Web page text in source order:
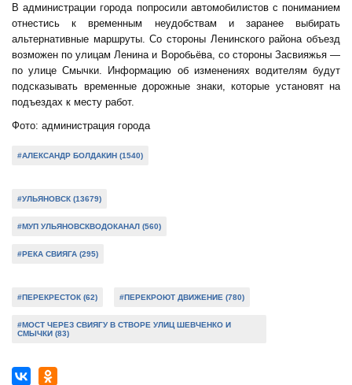
В администрации города попросили автомобилистов с пониманием
отнестись к временным неудобствам и заранее выбирать
альтернативные маршруты. Со стороны Ленинского района объезд
возможен по улицам Ленина и Воробьёва, со стороны Засвияжья —
по улице Смычки. Информацию об изменениях водителям будут
подсказывать временные дорожные знаки, которые установят на
подъездах к месту работ.
Фото: администрация города
#АЛЕКСАНДР БОЛДАКИН (1540)
#УЛЬЯНОВСК (13679)
#МУП УЛЬЯНОВСКВОДОКАНАЛ (560)
#РЕКА СВИЯГА (295)
#ПЕРЕКРЕСТОК (62) #ПЕРЕКРОЮТ ДВИЖЕНИЕ (780)
#МОСТ ЧЕРЕЗ СВИЯГУ В СТВОРЕ УЛИЦ ШЕВЧЕНКО И
СМЫЧКИ (83)